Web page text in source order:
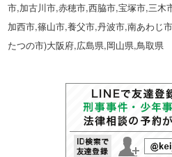
市,加古川市,赤穂市,西脇市,宝塚市,三木
加西市,篠山市,養父市,丹波市,南あわじ
たつの市)大阪府,広島県,岡山県,鳥取